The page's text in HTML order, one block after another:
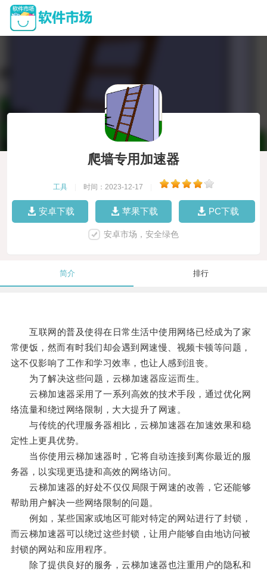
爬墙专用加速器
工具 时间：2023-12-17
安卓下载 苹果下载 PC下载
安卓市场，安全绿色
简介 排行
互联网的普及使得在日常生活中使用网络已经成为了家
常便饭，然而有时我们却会遇到网速慢、视频卡顿等问题，
这不仅影响了工作和学习效率，也让人感到沮丧。
为了解决这些问题，云梯加速器应运而生。
云梯加速器采用了一系列高效的技术手段，通过优化网
络流量和绕过网络限制，大大提升了网速。
与传统的代理服务器相比，云梯加速器在加速效果和稳
定性上更具优势。
当你使用云梯加速器时，它将自动连接到离你最近的服
务器，以实现更迅捷和高效的网络访问。
云梯加速器的好处不仅仅局限于网速的改善，它还能够
帮助用户解决一些网络限制的问题。
例如，某些国家或地区可能对特定的网站进行了封锁，
而云梯加速器可以绕过这些封锁，让用户能够自由地访问被
封锁的网站和应用程序。
除了提供良好的服务，云梯加速器也注重用户的隐私和